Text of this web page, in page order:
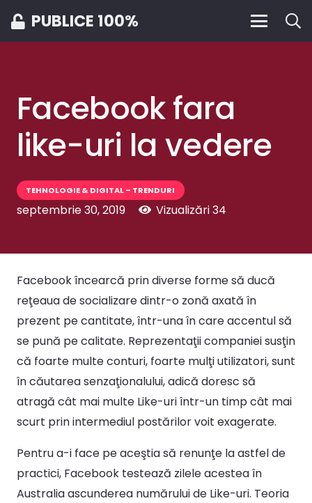
PUBLICE 100%
Facebook fara
like-uri la vedere
TEHNOLOGIE & DIGITAL – TRENDURI
septembrie 30, 2019 Vizualizări34
Facebook încearcă prin diverse forme să ducă
reţeaua de socializare dintr-o zonă axată în
prezent pe cantitate, într-una în care accentul să
se pună pe calitate. Reprezentaţii companiei susţin
că foarte multe conturi, foarte mulţi utilizatori, sunt
în căutarea senzaţionalului, adică doresc să
atragă cât mai multe Like-uri într-un timp cât mai
scurt prin intermediul postărilor voit exagerate.
Pentru a-i face pe aceştia să renunţe la astfel de
practici, Facebook testează zilele acestea în
Australia ascunderea numărului de Like-uri. Teoria